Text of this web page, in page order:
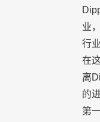
业
行
在
离
的
第